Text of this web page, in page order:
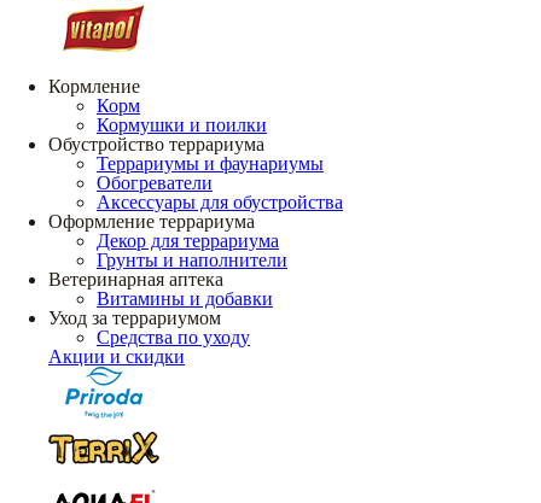
Кормление
Корм
Кормушки и поилки
Обустройство террариума
Террариумы и фаунариумы
Обогреватели
Аксессуары для обустройства
Оформление террариума
Декор для террариума
Грунты и наполнители
Ветеринарная аптека
Витамины и добавки
Уход за террариумом
Средства по уходу
Акции и скидки